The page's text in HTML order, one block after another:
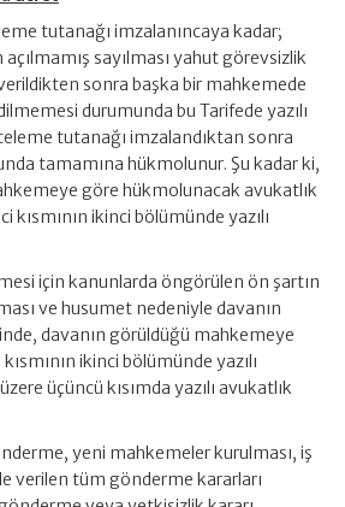
tutanağı imzalanıncaya kadar;
sayılması yahut görevsizlik
sonra başka bir mahkemede
durumunda bu Tarifede yazılı
tutanağı imzalandıktan sonra
tamamına hükmolunur. Şu kadar ki,
göre hükmolunacak avukatlık
kısmının ikinci bölümünde yazılı
için kanunlarda öngörülen ön şartın
ve husumet nedeniyle davanın
davanın görüldüğü mahkemeye
ikinci bölümünde yazılı
üçüncü kısımda yazılı avukatlık
yeni mahkemeler kurulması, iş
verilen tüm gönderme kararları